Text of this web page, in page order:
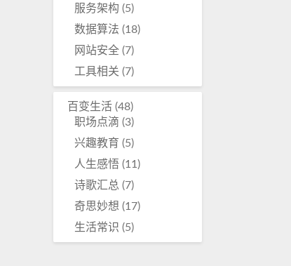
服务架构 (5)
数据算法 (18)
网站安全(7)
工具相关 (7)
百变生活(48)
职场点滴 (3)
兴趣教育 (5)
人生感悟(11)
诗歌汇总 (7)
奇思妙想 (17)
生活常识 (5)